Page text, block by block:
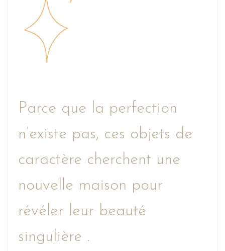
Parce que la perfection
n’existe pas, ces objets de
caractère cherchent une
nouvelle maison pour
révéler leur beauté
singulière .